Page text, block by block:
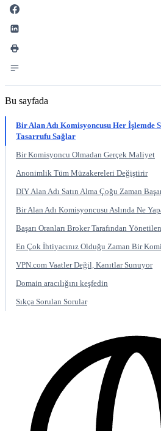
Bu sayfada
Bir Alan Adı Komisyoncusu Her İşlemde
Tasarrufu Sağlar
Bir Komisyoncu Olmadan Gerçek Maliyet
Anonimlik Tüm Müzakereleri Değiştirir
DIY Alan Adı Satın Alma Çoğu Zaman
Bir Alan Adı Komisyoncusu Aslında Ne
Başarı Oranları Broker Tarafından
En Çok İhtiyacınız Olduğu Zaman Bir
VPN.com Vaatler Değil, Kanıtlar Sunuyor
Domain aracılığını keşfedin
Sıkça Sorulan Sorular